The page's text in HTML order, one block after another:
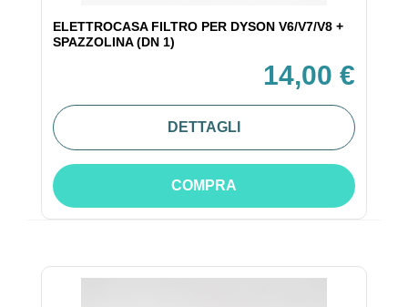
ELETTROCASA FILTRO PER DYSON V6/V7/V8 +
SPAZZOLINA (DN 1)
14,00 €
DETTAGLI
COMPRA